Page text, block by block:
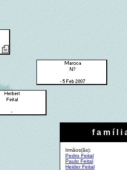
f a m í l i
Irmãos(ãs):
Pedro Feital
Paulo Feital
Heider Feital